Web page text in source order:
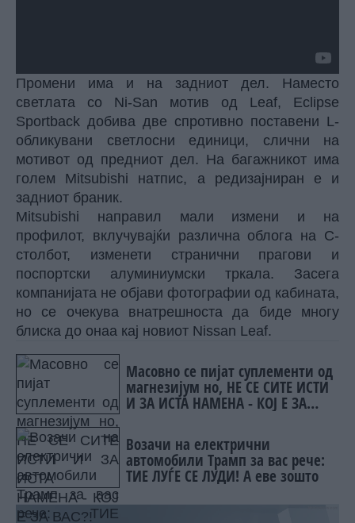
Промени има и на задниот дел. Наместо
светлата со Ni-San мотив од Leaf, Eclipse
Sportback добива две спротивно поставени L-
обликувани светлосни единици, слични на
мотивот од предниот дел. На багажникот има
голем Mitsubishi натпис, а редизајниран е и
задниот браник.
Mitsubishi направил мали измени и на
профилот, вклучувајќи различна облога на C-
столбот, изменети странични прагови и
поспортски алуминиумски тркала. Засега
компанијата не објави фотографии од кабината,
но се очекува внатрешноста да биде многу
блиска до онаа кај новиот Nissan Leaf.
Масовно се пијат суплементи од
магнезијум но, НЕ СЕ СИТЕ ИСТИ
И ЗА ИСТА НАМЕНА - КОЈ Е ЗА
Возачи на електрични
автомобили Трамп за вас рече:
ТИЕ ЛУЃЕ СЕ ЛУДИ! А еве зошто